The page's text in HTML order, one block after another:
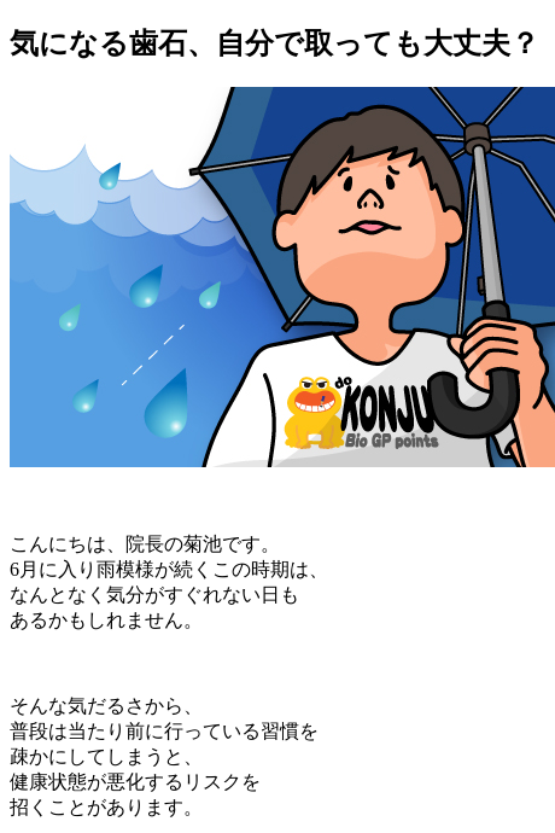
気になる歯石、自分で取っても大丈夫？
こんにちは、院長の菊池です。
6月に入り雨模様が続くこの時期は、
なんとなく気分がすぐれない日も
あるかもしれません。
そんな気だるさから、
普段は当たり前に行っている習慣を
疎かにしてしまうと、
健康状態が悪化するリスクを
招くことがあります。